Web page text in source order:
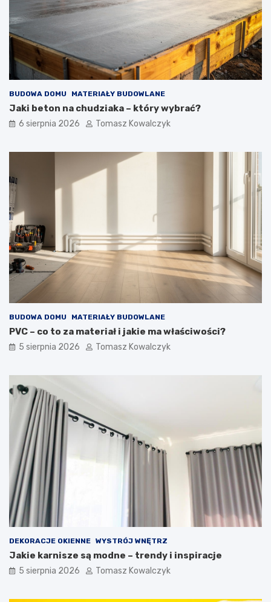
y
c
h
e
n
ę
t
n
c
h
u
d
o
e
BUDOWA DOMU MATERIAŁY BUDOWLANE
Jaki beton na chudziaka – który wybrać?
6 sierpnia 2026 Tomasz Kowalczyk
BUDOWA DOMU MATERIAŁY BUDOWLANE
PVC – co to za materiał i jakie ma właściwości?
5 sierpnia 2026 Tomasz Kowalczyk
DEKORACJE OKIENNE WYSTRÓJ WNĘTRZ
Jakie karnisze są modne – trendy i inspiracje
5 sierpnia 2026 Tomasz Kowalczyk